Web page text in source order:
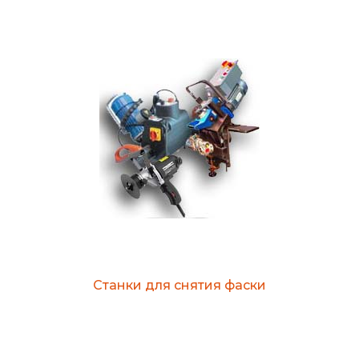
Станки для снятия фаски